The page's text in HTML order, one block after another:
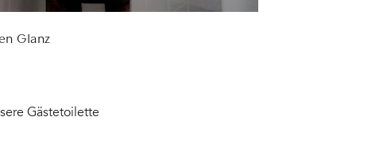
Glanz
Gästetoilette